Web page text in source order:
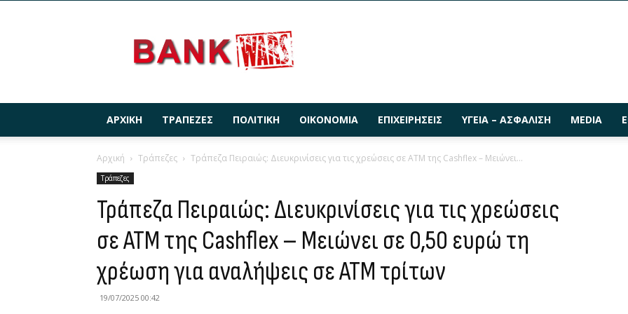
ΑΡΧΙΚΉ ΤΡΆΠΕΖΕΣ ΠΟΛΙΤΙΚΉ ΟΙΚΟΝΟΜΊΑ ΕΠΙΧΕΙΡΉΣΕΙΣ ΥΓΕΊΑ – ΑΣΦΆΛΙΣΗ MEDIA
Αρχική Τράπεζες Τράπεζα Πειραιώς: Διευκρινίσεις για τις χρεώσεις σε ΑΤΜ της Cashflex – Μειώνει...
Τράπεζες
Τράπεζα Πειραιώς: Διευκρινίσεις για τις χρεώσεις
σε ΑΤΜ της Cashflex – Μειώνει σε 0,50 ευρώ τη
χρέωση για αναλήψεις σε ΑΤΜ τρίτων
19/07/2025 00:42